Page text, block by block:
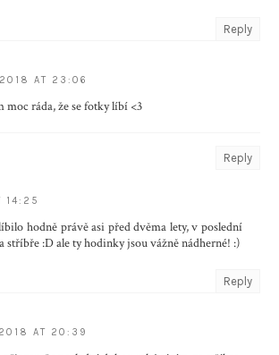
Reply
AT 23:06
moc ráda, že se fotky líbí <3
Reply
14:25
hodně právě asi před dvěma lety, v poslední
stříbře :D ale ty hodinky jsou vážně nádherné! :)
Reply
AT 20:39